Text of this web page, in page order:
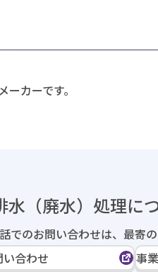
カーです。
水（廃水）処理に
でのお問い合わせは、 最寄
合わせ
事